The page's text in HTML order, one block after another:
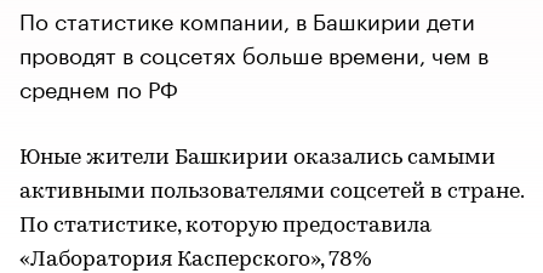
По статистике компании, в Башкирии дети
проводят в соцсетях больше времени, чем в
среднем по РФ
Юные жители Башкирии оказались самыми
активными пользователями соцсетей в стране.
По статистике, которую предоставила
«Лаборатория Касперского», 78%